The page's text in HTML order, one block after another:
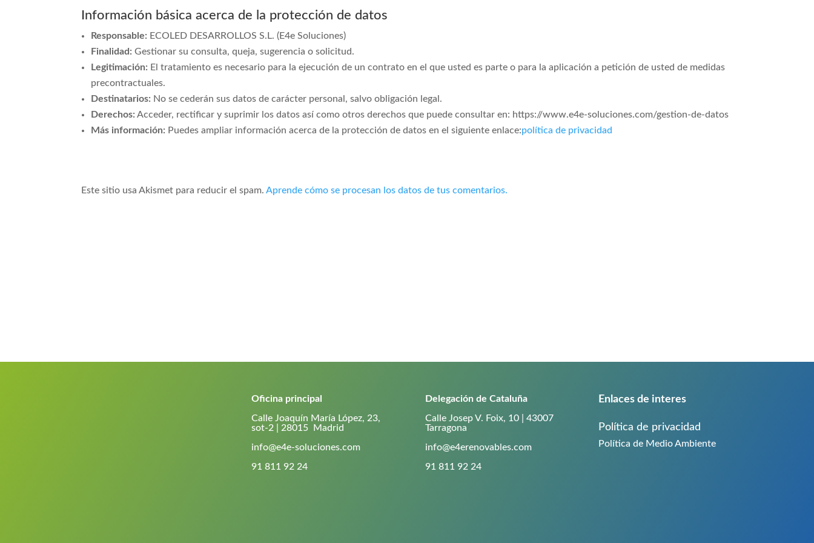
Información básica acerca de la protección de datos
Responsable: ECOLED DESARROLLOS S.L. (E4e Soluciones)
Finalidad: Gestionar su consulta, queja, sugerencia o solicitud.
Legitimación: El tratamiento es necesario para la ejecución de un contrato en el que usted es parte o para la aplicación a petición de usted de medidas
precontractuales.
Destinatarios: No se cederán sus datos de carácter personal, salvo obligación legal.
Derechos: Acceder, rectificar y suprimir los datos así como otros derechos que puede consultar en: https://www.e4e-soluciones.com/gestion-de-datos
Más información: Puedes ampliar información acerca de la protección de datos en el siguiente enlace:política de privacidad
Este sitio usa Akismet para reducir el spam.Aprende cómo se procesan los datos de tus comentarios.
Oficina principal
Calle Joaquín María López, 23,
sot-2 | 28015 Madrid
info@e4e-soluciones.com
91 811 92 24
Delegación de Cataluña
Calle Josep V. Foix, 10 | 43007
Tarragona
info@e4erenovables.com
91 811 92 24
Enlaces de interes
Política de privacidad
Política de Medio Ambiente